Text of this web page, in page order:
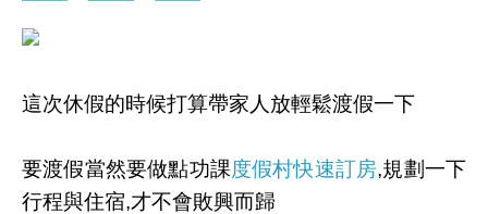
這次休假的時候打算帶家人放輕鬆渡假一下
要渡假當然要做點功課度假村快速訂房,規劃一下
行程與住宿,才不會敗興而歸